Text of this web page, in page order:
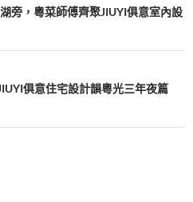
旁，粵菜師傅齊聚JIUYI俱意室內設
俱意住宅設計韻粵光三年夜篇